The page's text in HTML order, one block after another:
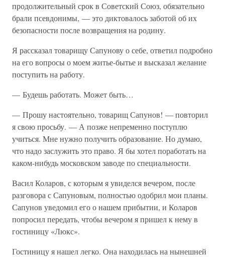
продолжительный срок в Советский Союз, обязательно
брали псевдонимы, — это диктовалось заботой об их
безопасности после возвращения на родину.
Я рассказал товарищу Сапунову о себе, ответил подробно
на его вопросы о моем житье-бытье и высказал желание
поступить на работу.
— Будешь работать. Может быть…
— Прошу настоятельно, товарищ Сапунов! — повторил
я свою просьбу. — А позже непременно поступлю
учиться. Мне нужно получить образование. Но думаю,
что надо заслужить это право. Я бы хотел поработать на
каком-нибудь московском заводе по специальности.
Васил Коларов, с которым я увиделся вечером, после
разговора с Сапуновым, полностью одобрил мои планы.
Сапунов уведомил его о нашем прибытии, и Коларов
попросил передать, чтобы вечером я пришел к нему в
гостиницу «Люкс».
Гостиницу я нашел легко. Она находилась на нынешней